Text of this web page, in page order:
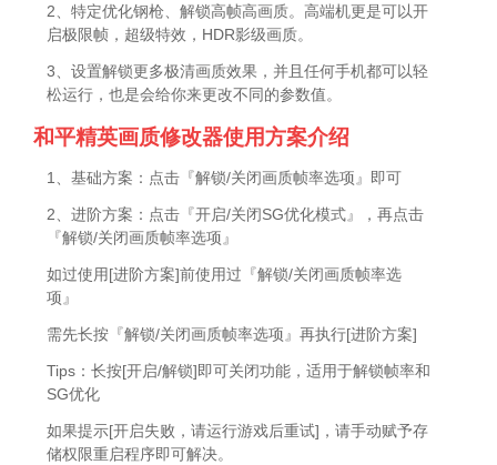
2、特定优化钢枪、解锁高帧高画质。高端机更是可以开
启极限帧，超级特效，HDR影级画质。
3、设置解锁更多极清画质效果，并且任何手机都可以轻
松运行，也是会给你来更改不同的参数值。
和平精英画质修改器使用方案介绍
1、基础方案：点击『解锁/关闭画质帧率选项』即可
2、进阶方案：点击『开启/关闭SG优化模式』，再点击
『解锁/关闭画质帧率选项』
如过使用[进阶方案]前使用过『解锁/关闭画质帧率选
项』
需先长按『解锁/关闭画质帧率选项』再执行[进阶方案]
Tips：长按[开启/解锁]即可关闭功能，适用于解锁帧率和
SG优化
如果提示[开启失败，请运行游戏后重试]，请手动赋予存
储权限重启程序即可解决。